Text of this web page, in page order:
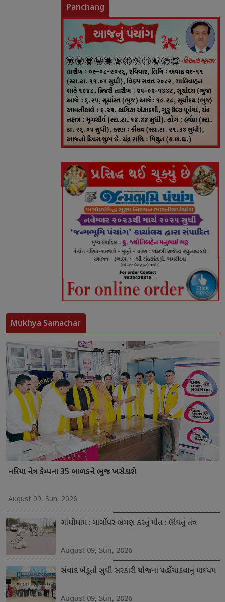
Panchang
Mukhya Samachar
નલિયા નેત્ર કેમ્પના 35 બાળકને ભુજ ખસેડાશે
August 09, Sun, 2026
ગાંધીધામ : માર્ગો પર ભ્રમણ કરતું મોત : ઊંઘતું તંત્ર
August 09, Sun, 2026
સંવાદ ખેડૂતો સુધી સરકારી યોજના પહોંચાડવાનું માધ્યમ
August 09, Sun, 2026